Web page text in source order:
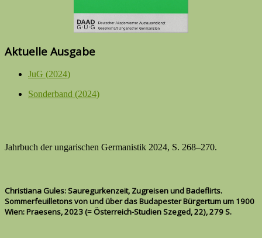
Aktuelle Ausgabe
JuG (2024)
Sonderband (2024)
Jahrbuch der ungarischen Germanistik 2024, S. 268–270.
Christiana Gules: Sauregurkenzeit, Zugreisen und Badeflirts.
Sommerfeuilletons von und über das Budapester Bürgertum um 1900
Wien: Praesens, 2023 (= Österreich-Studien Szeged, 22), 279 S.